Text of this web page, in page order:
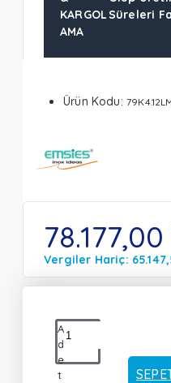
KARGOL
AMA
Süreleri
Ürün Kodu:
Vergiler Hariç:
A
d
e
t